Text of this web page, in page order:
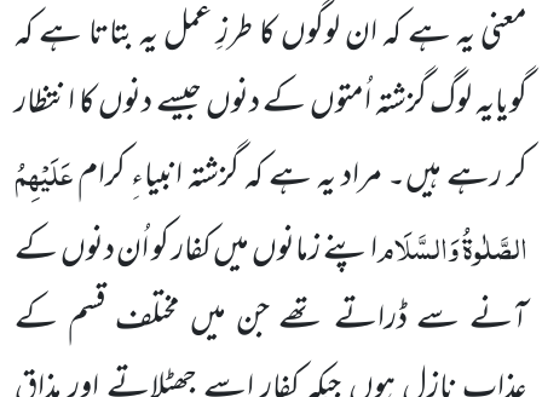
معنی یہ ہے کہ ان لوگوں کا طرزِ عمل یہ بتاتا ہے کہ
گویایہ لوگ گزشتہ اُمتوں کے دنوں جیسےدنوں کا انتظار
کر رہے ہیں۔ مراد یہ ہے کہ گزشتہ انبیاءِ کرامعَلَیْہِمُ
الصَّلٰوۃُ وَالسَّلَاماپنے زمانوں میں کفار کو اُن دنوں کے
آنے سے ڈراتے تھے جن میں مختلف قسم کے